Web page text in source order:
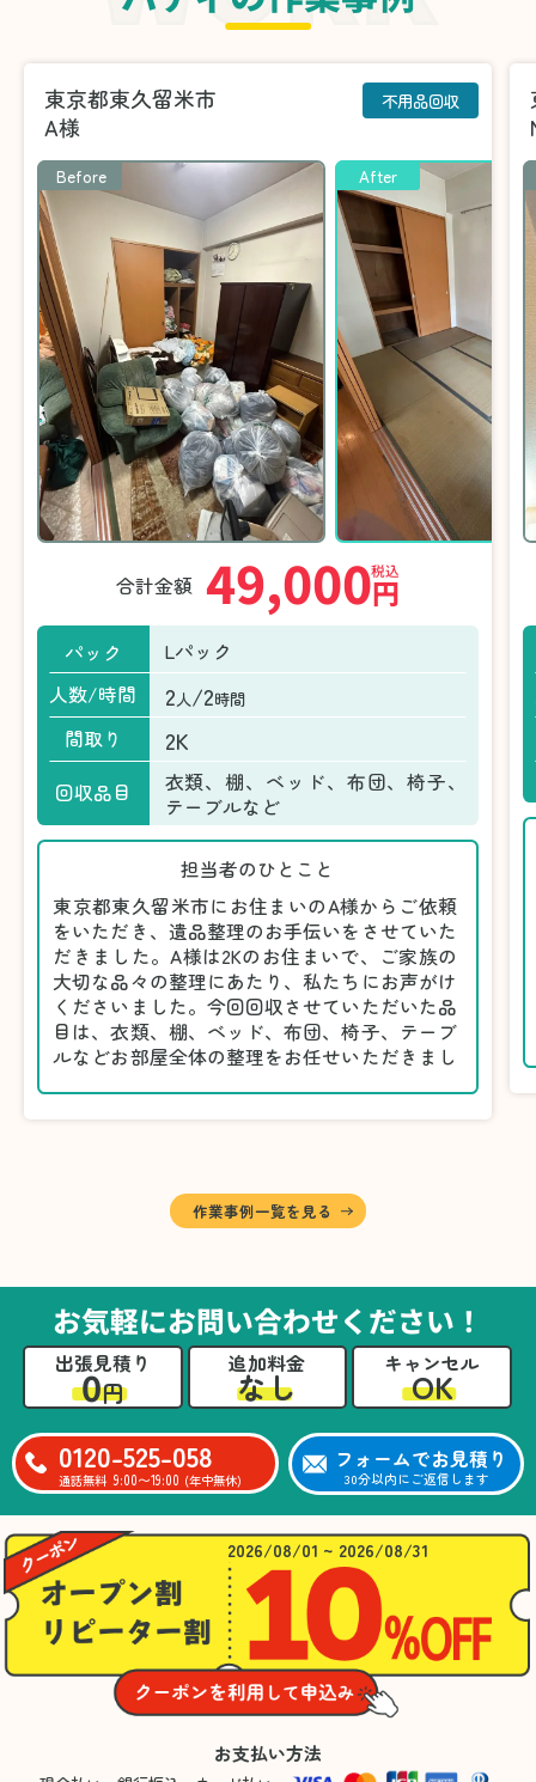
東京都東久留米市
A様
不用品回収
Before After
合計金額 49,000円
税込
パック
Lパック
人数/時間
2人 /2時間
間取り 2K
回収品目
衣類、棚、ベッド、布団、椅子、
テーブルなど
担当者のひとこと
東京都東久留米市にお住まいのA様からご依頼
をいただき、遺品整理のお手伝いをさせていた
だきました。A様は2Kのお住まいで、ご家族の
大切な品々の整理にあたり、私たちにお声がけ
くださいました。今回回収させていただいた品
目は、衣類、棚、ベッド、布団、椅子、テーブ
ルなどお部屋全体の整理をお任せいただきまし
に仕分けしました。
A様から「手際よく進めてくれて助かりまし
るのは難しかったと思います」との温かいお言
葉をいただきました。遺品整理という心の負担
が大きい作業において、少しでもA様の力にな
れたことをスタッフ一同嬉しく思います。
作業事例一覧を見る
お気軽にお問い合わせください！
出張見積り
0円
追加料金
なし
キャンセル
OK
0120-525-058
通話無料 9:00〜19:00 (年中無休)
フォームでお見積り
30分以内にご返信します
2026/08/01 ~ 2026/08/31
お支払い方法